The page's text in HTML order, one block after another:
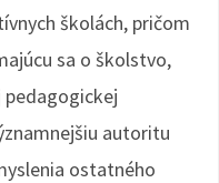
školách, pričom
sa o školstvo,
pedagogickej
autoritu
ostatného